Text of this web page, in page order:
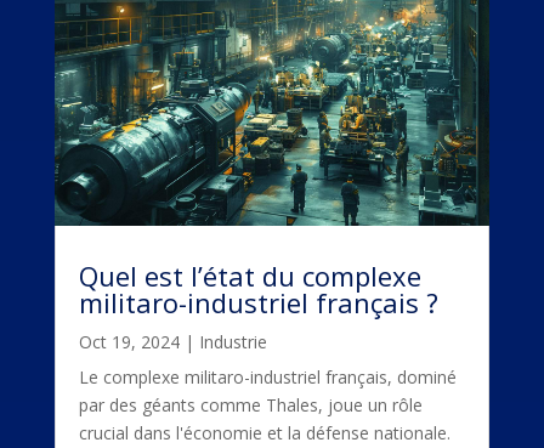
Quel est l’état du complexe
militaro-industriel français ?
Oct 19, 2024| Industrie
Le complexe militaro-industriel français, dominé
par des géants comme Thales, joue un rôle
crucial dans l'économie et la défense nationale.